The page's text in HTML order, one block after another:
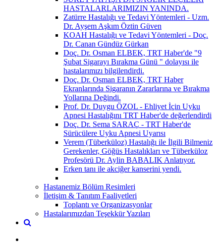
HASTALARLARIMIZIN YANINDA.
Zatürre Hastalığı ve Tedavi Yöntemleri - Uzm.
Dr. Ayşem Aşkım Öztin Güven
KOAH Hastalığı ve Tedavi Yöntemleri - Doç.
Dr. Canan Gündüz Gürkan
Doç. Dr. Osman ELBEK, TRT Haber'de "9
Şubat Sigarayı Bırakma Günü " dolayısı ile
hastalarımızı bilgilendirdi.
Doç. Dr. Osman ELBEK, TRT Haber
Ekranlarında Sigaranın Zararlarına ve Bırakma
Yollarına Değindi.
Prof. Dr. Duygu ÖZOL - Ehliyet İçin Uyku
Apnesi Hastalığını TRT Haber'de değerlendirdi
Doç. Dr. Sema SARAÇ - TRT Haber'de
Sürücülere Uyku Apnesi Uyarısı
Verem (Tüberküloz) Hastalığı ile İlgili Bilmeniz
Gerekenler, Göğüs Hastalıkları ve Tüberküloz
Profesörü Dr. Aylin BABALIK Anlatıyor.
Erken tanı ile akciğer kanserini yendi.
Hastanemiz Bölüm Resimleri
İletişim & Tanıtım Faaliyetleri
Toplantı ve Organizasyonlar
Hastalarımızdan Teşekkür Yazıları